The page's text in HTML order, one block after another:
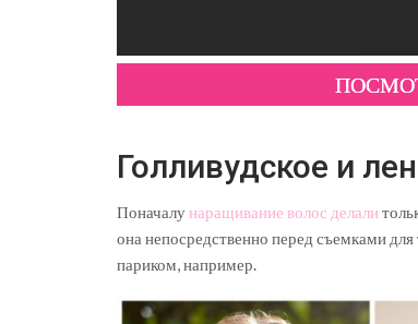
Голливудское и
Поначалунаращивание волос делали
она непосредственно перед съемками
париком, например.